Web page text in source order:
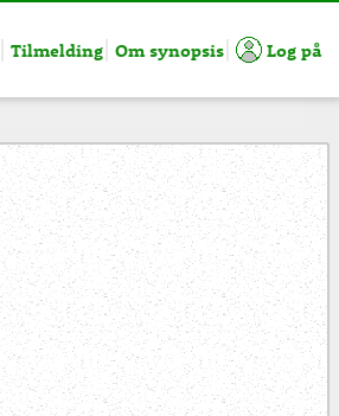
Tilmelding Om synopsis Log på